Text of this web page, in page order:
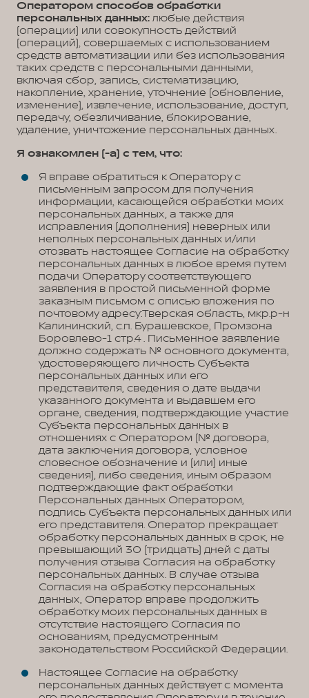
Оператором способов обработки
персональных данных: любые действия
(операции) или совокупность действий
(операций), совершаемых с использованием
средств автоматизации или без использования
таких средств с персональными данными,
включая сбор, запись, систематизацию,
накопление, хранение, уточнение (обновление,
изменение), извлечение, использование, доступ,
передачу, обезличивание, блокирование,
удаление, уничтожение персональных данных.
Я ознакомлен (-а) с тем, что:
Я вправе обратиться к Оператору с
письменным запросом для получения
информации, касающейся обработки моих
персональных данных, а также для
исправления (дополнения) неверных или
неполных персональных данных и/или
отозвать настоящее Согласие на обработку
персональных данных в любое время путем
подачи Оператору соответствующего
заявления в простой письменной форме
заказным письмом с описью вложения по
почтовому адресу:Тверская область, мкр.р-н
Калининский, с.п. Бурашевское, Промзона
Боровлево-1 стр.4 . Письменное заявление
должно содержать № основного документа,
удостоверяющего личность Субъекта
персональных данных или его
представителя, сведения о дате выдачи
указанного документа и выдавшем его
органе, сведения, подтверждающие участие
Субъекта персональных данных в
отношениях с Оператором (№ договора,
дата заключения договора, условное
словесное обозначение и (или) иные
сведения), либо сведения, иным образом
подтверждающие факт обработки
Персональных данных Оператором,
подпись Субъекта персональных данных или
его представителя. Оператор прекращает
обработку персональных данных в срок, не
превышающий 30 (тридцать) дней с даты
получения отзыва Согласия на обработку
персональных данных. В случае отзыва
Согласия на обработку персональных
данных, Оператор вправе продолжить
обработку моих персональных данных в
отсутствие настоящего Согласия по
основаниям, предусмотренным
законодательством Российской Федерации.
Настоящее Согласие на обработку
персональных данных действует с момента